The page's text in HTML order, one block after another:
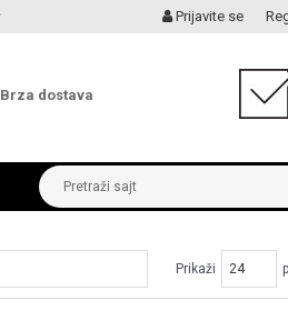
MOGUĆNOST ISPORUKE ZA
Prijavite se
Brza dostava
Pretraži sajt
Prikaži